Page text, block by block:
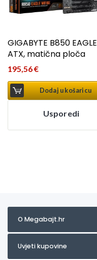
GIGABYTE B850 EAGLE
ATX, matična ploča
195,56€
Dodaj u košaricu
Usporedi
O Megabajt.hr
Uvjeti kupovine